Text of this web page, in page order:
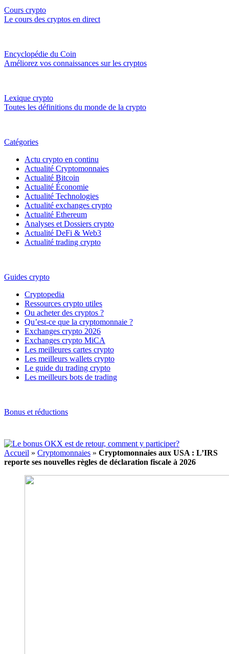
Cours crypto
Le cours des cryptos en direct
Encyclopédie du Coin
Améliorez vos connaissances sur les cryptos
Lexique crypto
Toutes les définitions du monde de la crypto
Catégories
Actu crypto en continu
Actualité Cryptomonnaies
Actualité Bitcoin
Actualité Économie
Actualité Technologies
Actualité exchanges crypto
Actualité Ethereum
Analyses et Dossiers crypto
Actualité DeFi & Web3
Actualité trading crypto
Guides crypto
Cryptopedia
Ressources crypto utiles
Ou acheter des cryptos ?
Qu’est-ce que la cryptomonnaie ?
Exchanges crypto 2026
Exchanges crypto MiCA
Les meilleures cartes crypto
Les meilleurs wallets crypto
Le guide du trading crypto
Les meilleurs bots de trading
Bonus et réductions
Accueil » Cryptomonnaies » Cryptomonnaies aux USA : L’IRS
reporte ses nouvelles règles de déclaration fiscale à 2026